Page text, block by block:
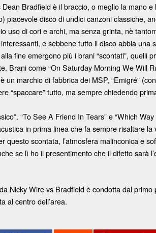
Bradfield è il braccio, o meglio la mano e
piacevole disco di undici canzoni classiche,
uso di cori e archi, ma senza grinta, nè
e sebbene tutto il disco abbia una
fine emergono più i brani “scontati”, quelli
Brani come “On Saturday Morning We Will
un marchio di fabbrica dei MSP, “Emigré”
“spaccare” tutto, ma sempre chiedendo
“To See A Friend In Tears” e “Which
in prima linea che fa sempre risaltare
questo scontata, l’atmosfera malinconica e
se lì ho il presentimento che il difetto sarà
Nicky Wire vs Bradfield è condotta dal
al centro dell’area.